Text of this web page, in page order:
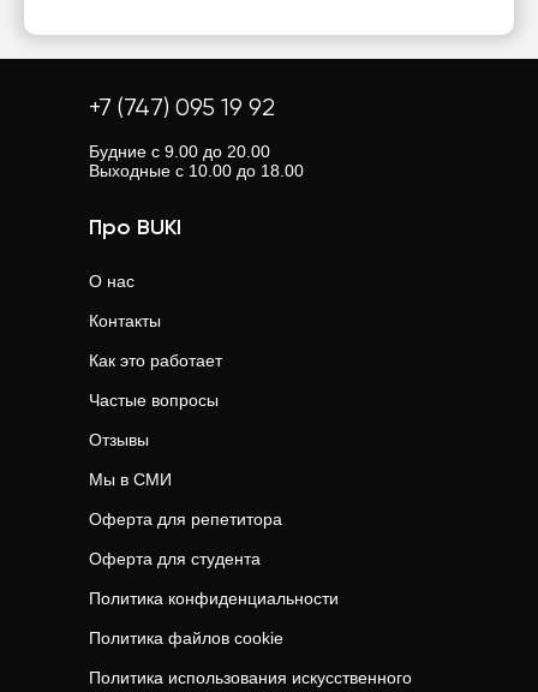
+7 (747) 095 19 92
Будние с 9.00 до 20.00
Выходные с 10.00 до 18.00
Про BUKI
О нас
Контакты
Как это работает
Частые вопросы
Отзывы
Мы в СМИ
Оферта для репетитора
Оферта для студента
Политика конфиденциальности
Политика файлов cookie
Политика использования искусственного